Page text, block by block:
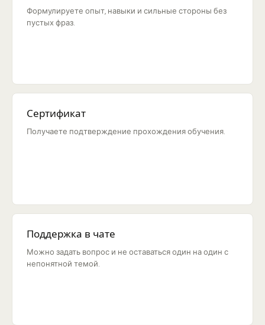
Формулируете опыт, навыки и сильные стороны без
пустых фраз.
Сертификат
Получаете подтверждение прохождения обучения.
Поддержка в чате
Можно задать вопрос и не оставаться один на один с
непонятной темой.